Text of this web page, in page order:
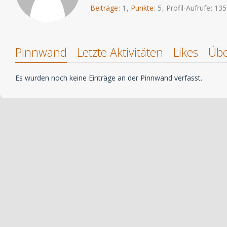
Beiträge 1 Punkte 5 Profil-Aufrufe 135
Pinnwand Letzte Aktivitäten Likes
Es wurden noch keine Einträge an der Pinnwand verfasst.